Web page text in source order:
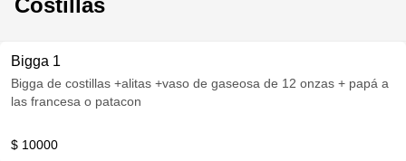
Costillas
Bigga 1
Bigga de costillas +alitas +vaso de gaseosa de 12 onzas + papá a
las francesa o patacon
$ 10000